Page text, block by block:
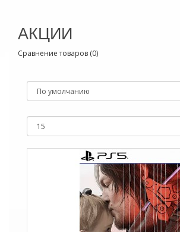
АКЦИИ
Сравнение товаров (0)